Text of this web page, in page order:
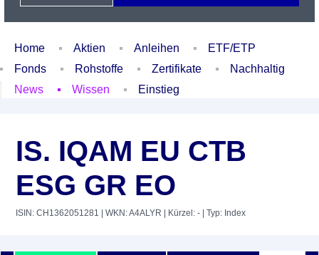
Home Aktien Anleihen
ETF/ETP
Fonds
Rohstoffe Zertifikate
Nachhaltig
News
Wissen Einstieg
IS. IQAM EU CTB
ESG GR EO
ISIN: CH1362051281 | WKN: A4ALYR | Kürzel: - | Typ: Index